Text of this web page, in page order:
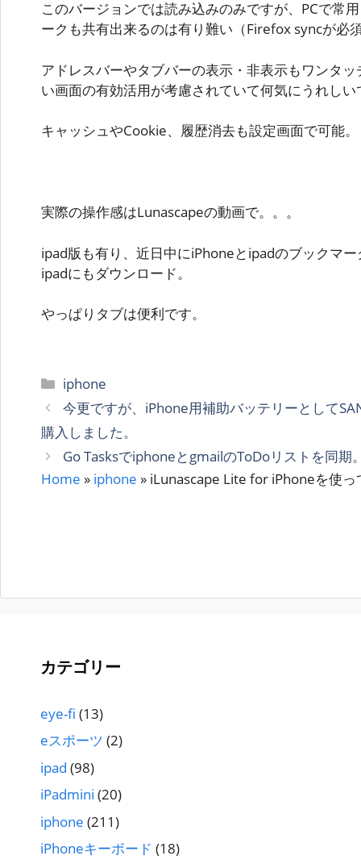
このバージョンでは読み込みのみですが、PCで常
ークも共有出来るのは有り難い（Firefox syncが必
アドレスバーやタブバーの表示・非表示もワンタ
い画面の有効活用が考慮されていて何気にうれし
キャッシュやCookie、履歴消去も設定画面で可能。
実際の操作感はLunascapeの動画で。。。
ipad版も有り、近日中にiPhoneとipadのブックマ
ipadにもダウンロード。
やっぱりタブは便利です。
カ
テ
ゴ
リ
ー
iphone
今更ですが、iPhone用補助バッテリーとして
購入しました。
Go TasksでiphoneとgmailのToDoリストを同期
Home » iphone » iLunascape Lite for iPhoneを使っ
カテゴリー
eye-fi (13)
eスポーツ (2)
ipad (98)
iPadmini (20)
iphone (211)
iPhoneキーボード (18)